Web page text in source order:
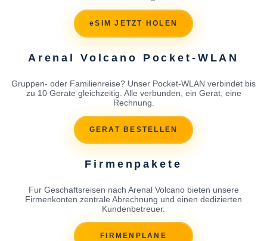
eSIM JETZT HOLEN
Arenal Volcano Pocket-WLAN
Gruppen- oder Familienreise? Unser Pocket-WLAN verbindet bis
zu 10 Gerate gleichzeitig. Alle verbunden, ein Gerat, eine
Rechnung.
GERAT BESTELLEN
Firmenpakete
Fur Geschaftsreisen nach Arenal Volcano bieten unsere
Firmenkonten zentrale Abrechnung und einen dedizierten
Kundenbetreuer.
FIRMENPLANE